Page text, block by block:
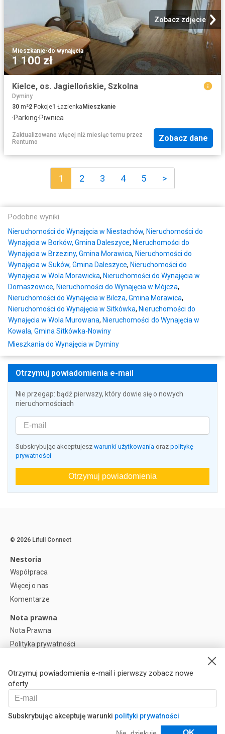
Zobacz zdjęcie
Mieszkanie·do wynajęcia
1 100 zł
Kielce, os. Jagiellońskie, Szkolna
Dyminy
30 m²2 Pokoje1 ŁazienkaMieszkanie
·Parking·Piwnica
Zaktualizowano więcej niż miesiąc temu przez
Rentumo
Zobacz dane
1 2 3 4 5 >
Podobne wyniki
Nieruchomości do Wynajęcia w Niestachów, Nieruchomości do
Wynajęcia w Borków, Gmina Daleszyce, Nieruchomości do
Wynajęcia w Brzeziny, Gmina Morawica, Nieruchomości do
Wynajęcia w Suków, Gmina Daleszyce, Nieruchomości do
Wynajęcia w Wola Morawicka, Nieruchomości do Wynajęcia w
Domaszowice, Nieruchomości do Wynajęcia w Mójcza,
Nieruchomości do Wynajęcia w Bilcza, Gmina Morawica,
Nieruchomości do Wynajęcia w Sitkówka, Nieruchomości do
Wynajęcia w Wola Murowana, Nieruchomości do Wynajęcia w
Kowala, Gmina Sitkówka-Nowiny
Mieszkania do Wynajęcia w Dyminy
Otrzymuj powiadomienia e-mail
Nie przegap: bądź pierwszy, który dowie się o nowych
nieruchomościach
Subskrybując akceptujesz warunki użytkowania oraz politykę
prywatności
Otrzymuj powiadomienia
Otrzymuj powiadomienia e-mail i pierwszy zobacz nowe
oferty
Subskrybując akceptuję warunki polityki prywatności
Filtry
© 2026 Lifull Connect
Nestoria
Współpraca
Więcej o nas
Komentarze
Nota prawna
Nota Prawna
Polityka prywatności
Preferencje plików cookie
Help
Pytania
Nasi Partnerzy